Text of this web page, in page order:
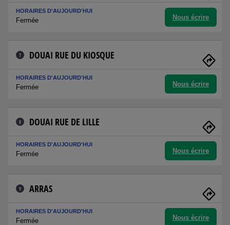
HORAIRES D'AUJOURD'HUI
Fermée Nous écrire
7 DOUAI RUE DU KIOSQUE
HORAIRES D'AUJOURD'HUI
Fermée Nous écrire
8 DOUAI RUE DE LILLE
HORAIRES D'AUJOURD'HUI
Fermée Nous écrire
9 ARRAS
HORAIRES D'AUJOURD'HUI
Fermée Nous écrire